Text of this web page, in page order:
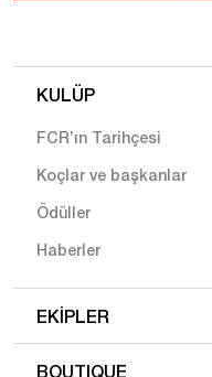
KULÜP
FCR’ın Tarihçesi
Koçlar ve başkanlar
Ödüller
Haberler
EKIPLER
BOUTIQUE